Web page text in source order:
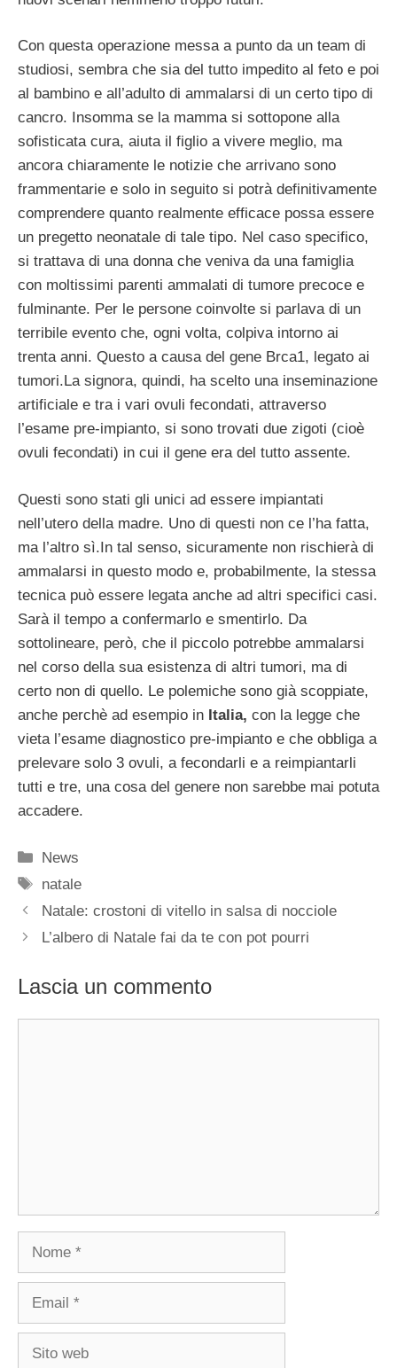
Con questa operazione messa a punto da un team di
studiosi, sembra che sia del tutto impedito al feto e poi
al bambino e all’adulto di ammalarsi di un certo tipo di
cancro. Insomma se la mamma si sottopone alla
sofisticata cura, aiuta il figlio a vivere meglio, ma
ancora chiaramente le notizie che arrivano sono
frammentarie e solo in seguito si potrà definitivamente
comprendere quanto realmente efficace possa essere
un pregetto neonatale di tale tipo. Nel caso specifico,
si trattava di una donna che veniva da una famiglia
con moltissimi parenti ammalati di tumore precoce e
fulminante. Per le persone coinvolte si parlava di un
terribile evento che, ogni volta, colpiva intorno ai
trenta anni. Questo a causa del gene Brca1, legato ai
tumori.La signora, quindi, ha scelto una inseminazione
artificiale e tra i vari ovuli fecondati, attraverso
l’esame pre-impianto, si sono trovati due zigoti (cioè
ovuli fecondati) in cui il gene era del tutto assente.
Questi sono stati gli unici ad essere impiantati
nell’utero della madre. Uno di questi non ce l’ha fatta,
ma l’altro sì.In tal senso, sicuramente non rischierà di
ammalarsi in questo modo e, probabilmente, la stessa
tecnica può essere legata anche ad altri specifici casi.
Sarà il tempo a confermarlo e smentirlo. Da
sottolineare, però, che il piccolo potrebbe ammalarsi
nel corso della sua esistenza di altri tumori, ma di
certo non di quello. Le polemiche sono già scoppiate,
anche perchè ad esempio in Italia, con la legge che
vieta l’esame diagnostico pre-impianto e che obbliga a
prelevare solo 3 ovuli, a fecondarli e a reimpiantarli
tutti e tre, una cosa del genere non sarebbe mai potuta
accadere.
Categorie
News
Tag
natale
Natale: crostoni di vitello in salsa di nocciole
L’albero di Natale fai da te con pot pourri
Lascia un commento